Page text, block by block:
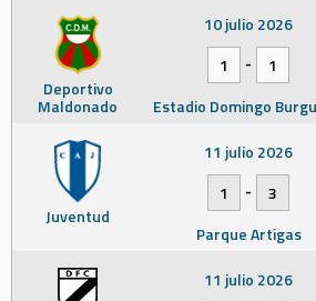
Deportivo
Maldonado
10 julio 2026
1
-
1
Estadio Domingo
Juventud
11 julio 2026
1
-
3
Parque Artigas
11 julio 2026